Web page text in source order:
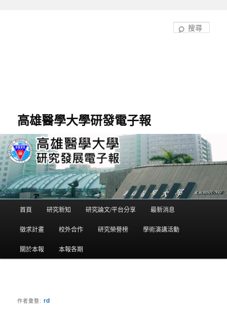
高雄醫學大學研發電子報
單
首頁 研究新知 研究論文/平台分享 最新消息
徵求計畫 校外合作 研究榮譽榜 學術演講活動
關於本報 本報各期
作者彙整:rd